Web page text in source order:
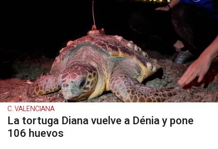
C. VALENCIANA
La tortuga Diana vuelve a Dénia y pone
106 huevos